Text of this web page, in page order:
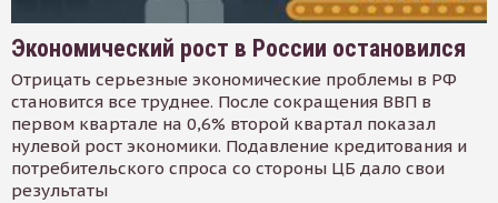
Экономический рост в России остановился
Отрицать серьезные экономические проблемы в РФ
становится все труднее. После сокращения ВВП в
первом квартале на 0,6% второй квартал показал
нулевой рост экономики. Подавление кредитования и
потребительского спроса со стороны ЦБ дало свои
результаты